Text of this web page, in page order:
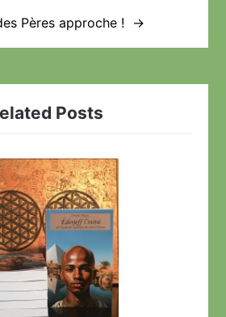
Pères approche !
Posts